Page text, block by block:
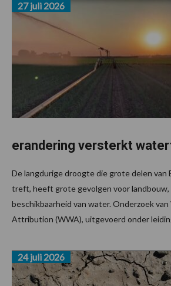
erandering versterkt
27 juli 2026
De langdurige droogte die grote delen van
treft, heeft grote gevolgen voor landbouw,
beschikbaarheid van water. Onderzoek
Attribution (WWA), uitgevoerd onder
24 juli 2026